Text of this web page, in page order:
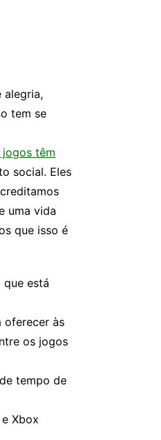
alegria,
tem se
jogos têm
social. Eles
uma vida
que isso é
está
oferecer às
os jogos
tempo de
Xbox